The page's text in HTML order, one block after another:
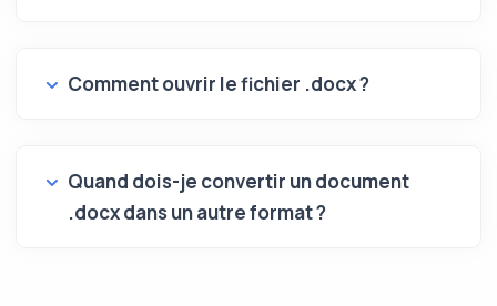
Comment ouvrir le fichier .docx ?
Quand dois-je convertir un document
.docx dans un autre format ?